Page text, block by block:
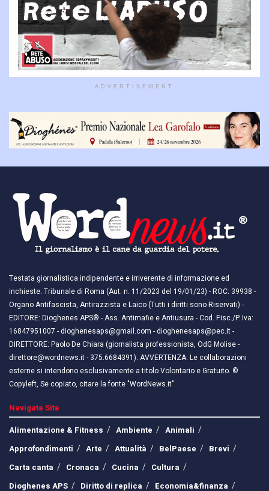
ADVERTISEMENT
Testata giornalistica indipendente e irriverente di informazione ed
inchieste. Tribunale di Roma (Aut. n. 11/2023 del 19/01/23) - ROC: 39938 -
Organo Antifascista, Antirazzista e Laico (Tutti i diritti sono Riservati) -
EDITORE: Dioghenes APS® - Ass. Antimafie e Antiusura - Cod. Fisc./P. Iva:
16847951007 - dioghenesaps@gmail.com - dioghenesaps@pec.it - ​​
DIRETTORE: Paolo De Chiara (giornalista professionista, OdG Molise -
direttore@wordnews.it - ​​375.6684391). AVVERTENZA: Le collaborazioni
esterne si intendono esclusivamente a titolo Volontario e Gratuito. ©
Copyleft, Se copiato, citare la fonte "WordNews.it"
Navigate Site
Alimentazione & Fitness
Ambiente
Animali
Approfondimenti
Arte Attualità BelPaese
Brevi
Carta canta
Cronaca Cucina
Cultura
Dioghenes APS
Diritto di replica
Economia&finanza